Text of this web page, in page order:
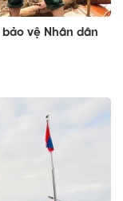
vệ Nhân dân